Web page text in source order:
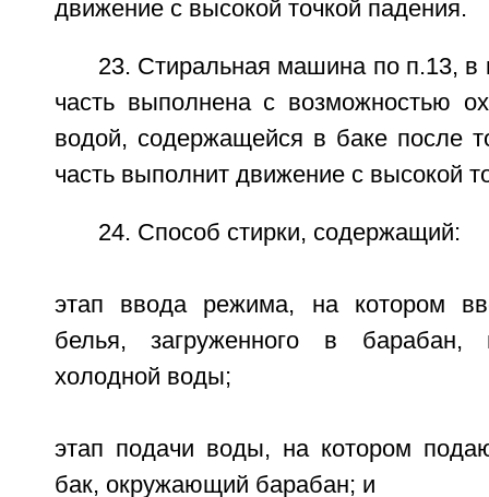
движение с высокой точкой падения.
23. Стиральная машина по п.13, в
часть выполнена с возможностью
водой, содержащейся в баке после
часть выполнит движение с высокой
24. Способ стирки, содержащий:
этап ввода режима, на котором
белья, загруженного в барабан,
холодной воды;
этап подачи воды, на котором
бак, окружающий барабан; и